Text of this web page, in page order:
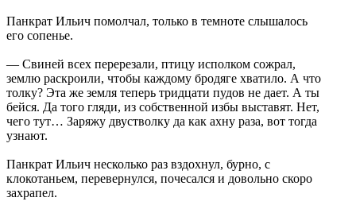
Панкрат Ильич помолчал, только в темноте слышалось
его сопенье.
— Свиней всех перерезали, птицу исполком сожрал,
землю раскроили, чтобы каждому бродяге хватило. А что
толку? Эта же земля теперь тридцати пудов не дает. А ты
бейся. Да того гляди, из собственной избы выставят. Нет,
чего тут… Заряжу двустволку да как ахну раза, вот тогда
узнают.
Панкрат Ильич несколько раз вздохнул, бурно, с
клокотаньем, перевернулся, почесался и довольно скоро
захрапел.